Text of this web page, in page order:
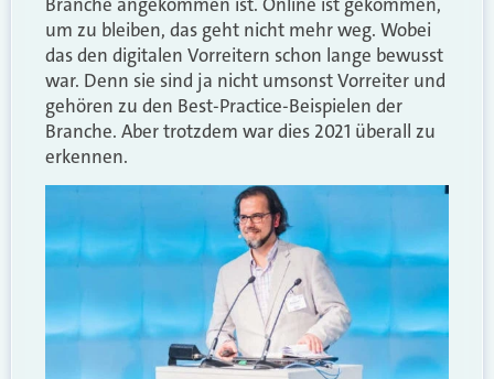
um zu bleiben, das geht nicht mehr weg. Wobei
das den digitalen Vorreitern schon lange bewusst
war. Denn sie sind ja nicht umsonst Vorreiter und
gehören zu den Best-Practice-Beispielen der
Branche. Aber trotzdem war dies 2021 überall zu
erkennen.